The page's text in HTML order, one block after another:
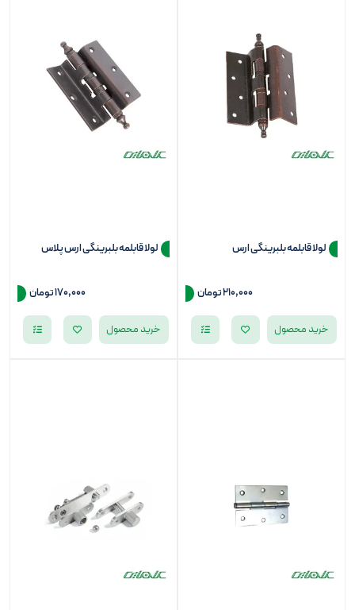
لولا قابلمه بلبرینگی ارس
210,000تومان
خرید محصول
لولا قابلمه بلبرینگی ارس پلاس
170,000تومان
خرید محصول